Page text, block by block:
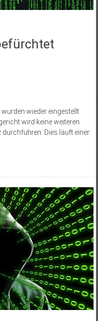
wieder eingestellt
wird keine weiteren
Dies läuft einer